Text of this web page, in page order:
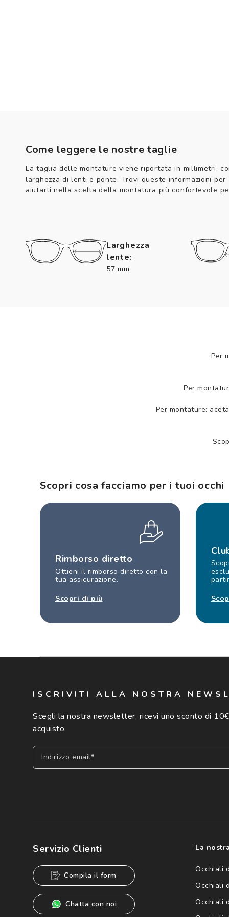
Come leggere le nostre taglie
La taglia delle montature viene riportata in millimetri,
larghezza di lenti e ponte. Trovi queste informazioni per
aiutarti nella scelta della montatura più confortevole
Larghezza
lente:
57 mm
Per
Per
Per montature:
Scopri cosa facciamo per i tuoi occhi
Rimborso diretto
Ottieni il rimborso diretto con la
tua assicurazione.
Scopri di più
ISCRIVITI ALLA NOSTRA
Scegli la nostra newsletter, ricevi uno sconto di
acquisto.
Indirizzo email*
speciali, novità ed altre comunicazioni di carattere
Informativa sulla privacy
per ulteriori informazioni).
Servizio Clienti
Compila il form
Chatta con noi
La
Occhiali
Occhiali
Occhiali